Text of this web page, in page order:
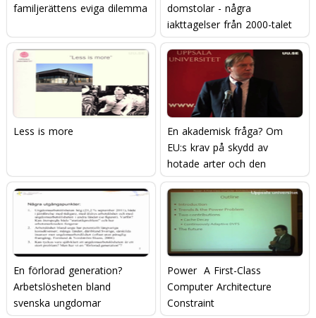
familjerättens eviga dilemma
domstolar - några
iakttagelser från 2000-talet
Less is more
En akademisk fråga? Om
EU:s krav på skydd av
hotade arter och den
svenska vargjakten
En förlorad generation?
Arbetslösheten bland
svenska ungdomar
Power  A First-Class
Computer Architecture
Constraint